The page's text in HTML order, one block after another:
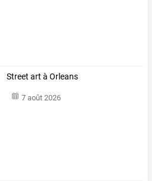
Street art à Orleans
7 août 2026